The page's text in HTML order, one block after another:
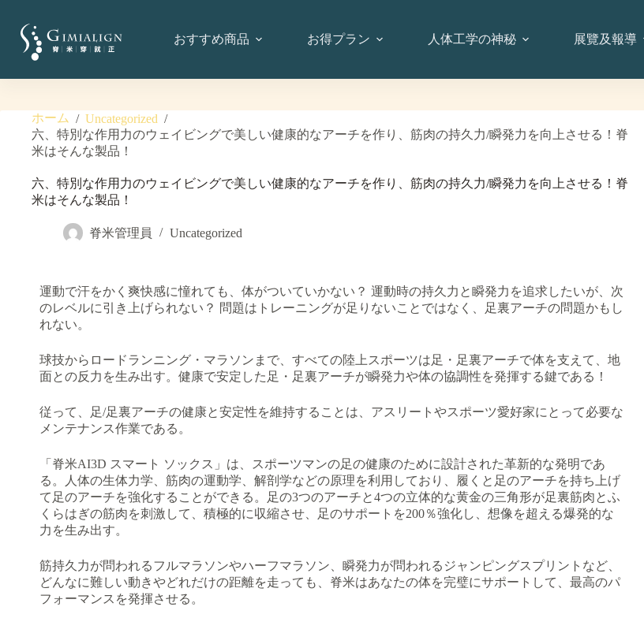
おすすめ商品 お得プラン 人体工学の神秘 展覽及報導
ホーム / Uncategorized /
六、特別な作用力のウェイビングで美しい健康的なアーチを作り、筋肉の持久力/瞬発力を向上させる！脊
米はそんな製品！
六、特別な作用力のウェイビングで美しい健康的なアーチを作り、筋肉の持久力/瞬発力を向上させる！脊
米はそんな製品！
脊米管理員 Uncategorized
運動で汗をかく爽快感に憧れても、体がついていかない？ 運動時の持久力と瞬発力を追求したいが、次
のレベルに引き上げられない？ 問題はトレーニングが足りないことではなく、足裏アーチの問題かもし
れない。
球技からロードランニング・マラソンまで、すべての陸上スポーツは足・足裏アーチで体を支えて、地
面との反力を生み出す。健康で安定した足・足裏アーチが瞬発力や体の協調性を発揮する鍵である！
従って、足/足裏アーチの健康と安定性を維持することは、アスリートやスポーツ愛好家にとって必要な
メンテナンス作業である。
「脊米AI3D スマート ソックス」は、スポーツマンの足の健康のために設計された革新的な発明であ
る。人体の生体力学、筋肉の運動学、解剖学などの原理を利用しており、履くと足のアーチを持ち上げ
て足のアーチを強化することができる。足の3つのアーチと4つの立体的な黄金の三角形が足裏筋肉とふ
くらはぎの筋肉を刺激して、積極的に収縮させ、足のサポートを200％強化し、想像を超える爆発的な
力を生み出す。
筋持久力が問われるフルマラソンやハーフマラソン、瞬発力が問われるジャンピングスプリントなど、
どんなに難しい動きやどれだけの距離を走っても、脊米はあなたの体を完璧にサポートして、最高のパ
フォーマンスを発揮させる。